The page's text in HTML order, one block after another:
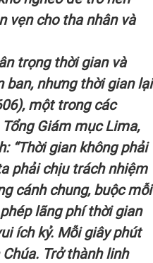
vẹn cho tha nhân và
trọng thời gian và
ban, nhưng thời gian lại
một trong các
Giám mục Lima,
“Thời gian không phải
phải chịu trách nhiệm
cánh chung, buộc mỗi
lãng phí thời gian
ích kỷ. Mỗi giây phút
Trở thành linh